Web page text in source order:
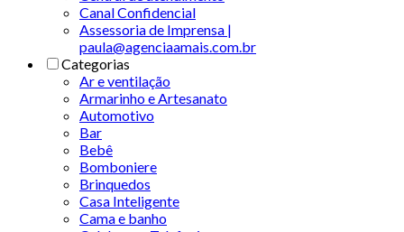
Canal Confidencial
Assessoria de Imprensa |
paula@agenciaamais.com.br
Categorias
Ar e ventilação
Armarinho e Artesanato
Automotivo
Bar
Bebê
Bomboniere
Brinquedos
Casa Inteligente
Cama e banho